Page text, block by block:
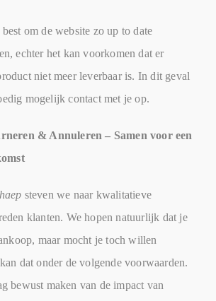
om de website zo up to date
echter het kan voorkomen dat er
niet meer leverbaar is. In dit geval
mogelijk contact met je op.
& Annuleren – Samen voor een
steven we naar kwalitatieve
klanten. We hopen natuurlijk dat je
maar mocht je toch willen
dat onder de volgende voorwaarden.
bewust maken van de impact van